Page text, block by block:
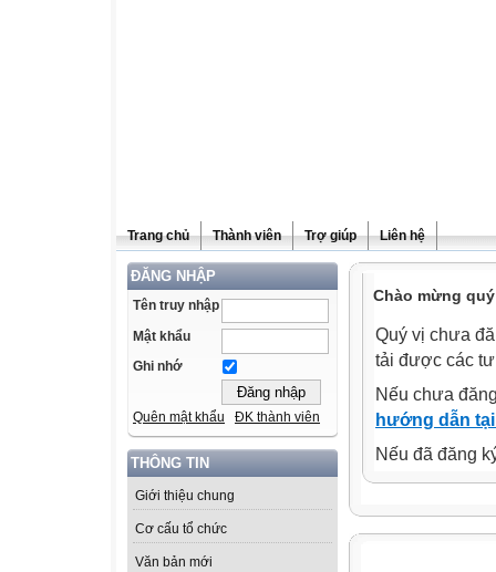
Trang chủ Thành viên Trợ giúp Liên hệ
ĐĂNG NHẬP
Tên truy nhập
Mật khẩu
Ghi nhớ
Quên mật khẩu ĐK thành viên
THÔNG TIN
Giới thiệu chung
Cơ cấu tổ chức
Văn bản mới
Chào mừng
Quý vị chưa
tải được các
Nếu chưa
hướng dẫn
Nếu đã đăng